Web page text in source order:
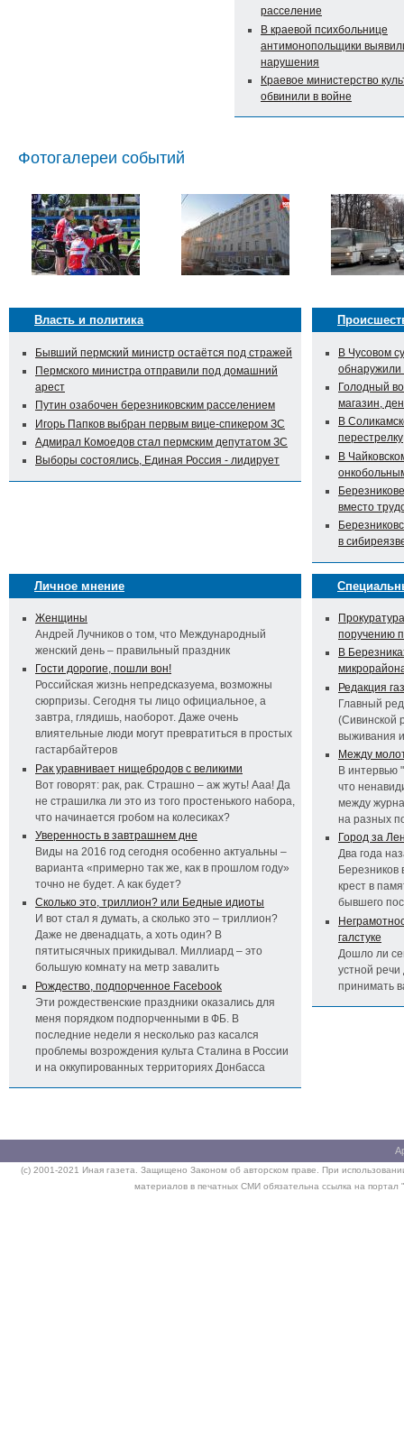
расселение
В краевой психбольнице
антимонопольщики
нарушения
Краевое министерство
обвинили в войне
Фотогалереи событий
Власть и политика
Бывший пермский министр остаётся под стражей
Пермского министра отправили под домашний
арест
Путин озабочен березниковским расселением
Игорь Папков выбран первым вице-спикером ЗС
Адмирал Комоедов стал пермским депутатом ЗС
Выборы состоялись, Единая Россия - лидирует
В Чусовом
Голодный
магазин,
В
перестрелку
В
вместо
в
Личное мнение
Женщины
Андрей Лучников о том, что Международный
женский день – правильный праздник
Гости дорогие, пошли вон!
Российская жизнь непредсказуема, возможны
сюрпризы. Сегодня ты лицо официальное, а
завтра, глядишь, наоборот. Даже очень
влиятельные люди могут превратиться в простых
гастарбайтеров
Рак уравнивает нищебродов с великими
Вот говорят: рак, рак. Страшно – аж жуть! Ааа! Да
не страшилка ли это из того простенького набора,
что начинается гробом на колесиках?
Уверенность в завтрашнем дне
Виды на 2016 год сегодня особенно актуальны –
варианта «примерно так же, как в прошлом году»
точно не будет. А как будет?
Сколько это, триллион? или Бедные идиоты
И вот стал я думать, а сколько это – триллион?
Даже не двенадцать, а хоть один? В
пятитысячных прикидывал. Миллиард – это
большую комнату на метр завалить
Рождество, подпорченное Facebook
Эти рождественские праздники оказались для
меня порядком подпорченными в ФБ. В
последние недели я несколько раз касался
проблемы возрождения культа Сталина в России
и на оккупированных территориях Донбасса
поручению
В
Редакция
Главный
(Сивинской
выживания
Между
В интервью
что
между
на разных
Город за
Два года
Березников
крест в
бывшего
галстуке
Дошло ли
устной речи
принимать
(c) 2001-2021 Иная газета. Защищено Законом об авторском праве. При
материалов в печатных СМИ обязательна ссылка на